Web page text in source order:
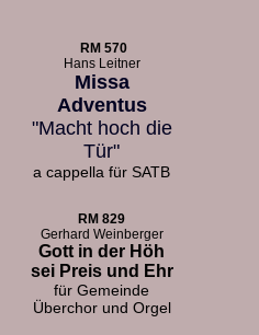
RM 570
Hans Leitner
Missa
Adventus
"Macht hoch die
Tür"
a cappella für SATB
RM 829
Gerhard Weinberger
Gott in der Höh
sei Preis und Ehr
für Gemeinde
Überchor und Orgel